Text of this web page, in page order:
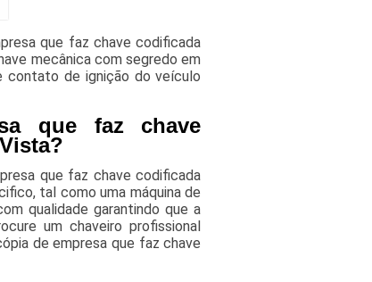
que faz chave codificada
mecânica com segredo em
contato de ignição do veículo
que faz chave
que faz chave codificada
tal como uma máquina de
qualidade garantindo que a
um chaveiro profissional
de empresa que faz chave